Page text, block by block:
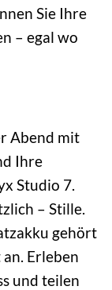
Sie Ihre
– egal wo
Abend mit
Ihre
Studio 7.
– Stille.
gehört
Erleben
und teilen